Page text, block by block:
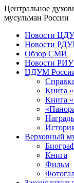
Центральное
мусульман России
Новости
Новости
Обзор СМИ
Новости
ЦДУМ
Книга
Книга
Верховный
Книга
Фильм